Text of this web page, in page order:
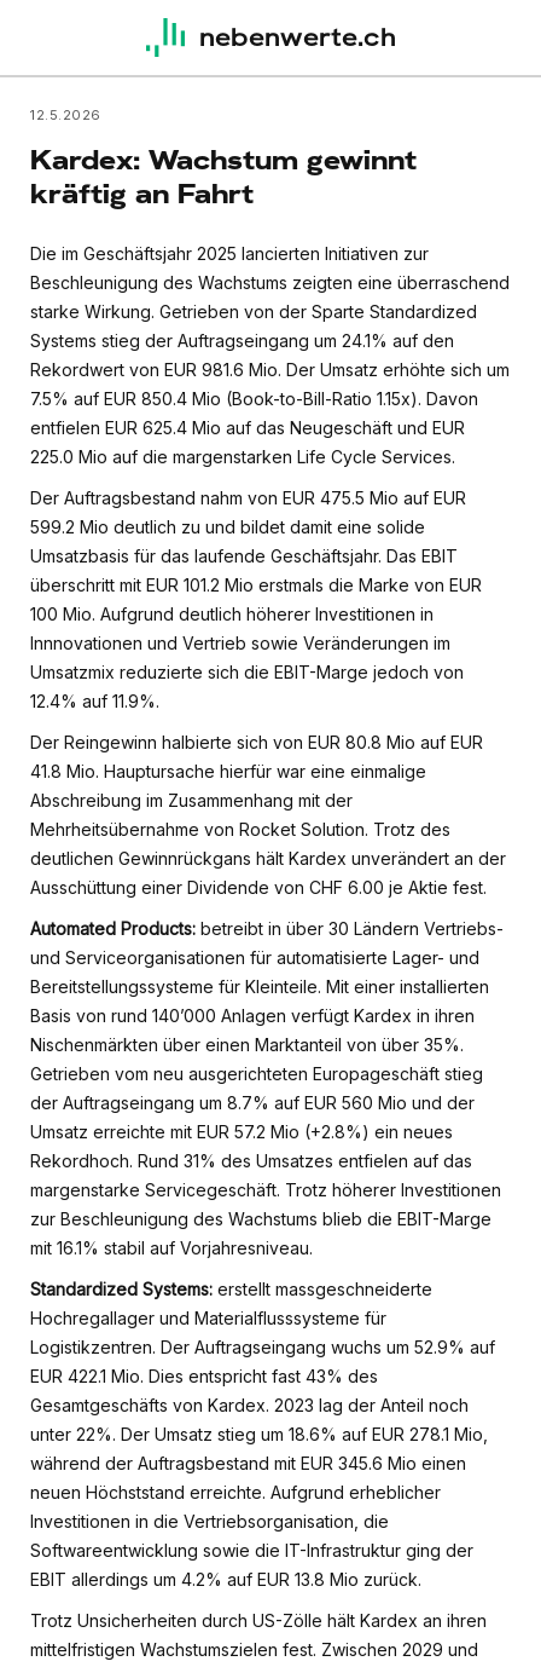
nebenwerte.ch
12.5.2026
Kardex: Wachstum gewinnt
kräftig an Fahrt
Die im Geschäftsjahr 2025 lancierten Initiativen zur
Beschleunigung des Wachstums zeigten eine überraschend
starke Wirkung. Getrieben von der Sparte Standardized
Systems stieg der Auftragseingang um 24.1% auf den
Rekordwert von EUR 981.6 Mio. Der Umsatz erhöhte sich um
7.5% auf EUR 850.4 Mio (Book-to-Bill-Ratio 1.15x). Davon
entfielen EUR 625.4 Mio auf das Neugeschäft und EUR
225.0 Mio auf die margenstarken Life Cycle Services.
Der Auftragsbestand nahm von EUR 475.5 Mio auf EUR
599.2 Mio deutlich zu und bildet damit eine solide
Umsatzbasis für das laufende Geschäftsjahr. Das EBIT
überschritt mit EUR 101.2 Mio erstmals die Marke von EUR
100 Mio. Aufgrund deutlich höherer Investitionen in
Innnovationen und Vertrieb sowie Veränderungen im
Umsatzmix reduzierte sich die EBIT-Marge jedoch von
12.4% auf 11.9%.
Der Reingewinn halbierte sich von EUR 80.8 Mio auf EUR
41.8 Mio. Hauptursache hierfür war eine einmalige
Abschreibung im Zusammenhang mit der
Mehrheitsübernahme von Rocket Solution. Trotz des
deutlichen Gewinnrückgans hält Kardex unverändert an der
Ausschüttung einer Dividende von CHF 6.00 je Aktie fest.
Automated Products: betreibt in über 30 Ländern Vertriebs-
und Serviceorganisationen für automatisierte Lager- und
Bereitstellungssysteme für Kleinteile. Mit einer installierten
Basis von rund 140’000 Anlagen verfügt Kardex in ihren
Nischenmärkten über einen Marktanteil von über 35%.
Getrieben vom neu ausgerichteten Europageschäft stieg
der Auftragseingang um 8.7% auf EUR 560 Mio und der
Umsatz erreichte mit EUR 57.2 Mio (+2.8%) ein neues
Rekordhoch. Rund 31% des Umsatzes entfielen auf das
margenstarke Servicegeschäft. Trotz höherer Investitionen
zur Beschleunigung des Wachstums blieb die EBIT-Marge
mit 16.1% stabil auf Vorjahresniveau.
Standardized Systems: erstellt massgeschneiderte
Hochregallager und Materialflusssysteme für
Logistikzentren. Der Auftragseingang wuchs um 52.9% auf
EUR 422.1 Mio. Dies entspricht fast 43% des
Gesamtgeschäfts von Kardex. 2023 lag der Anteil noch
unter 22%. Der Umsatz stieg um 18.6% auf EUR 278.1 Mio,
während der Auftragsbestand mit EUR 345.6 Mio einen
neuen Höchststand erreichte. Aufgrund erheblicher
Investitionen in die Vertriebsorganisation, die
Softwareentwicklung sowie die IT-Infrastruktur ging der
EBIT allerdings um 4.2% auf EUR 13.8 Mio zurück.
Trotz Unsicherheiten durch US-Zölle hält Kardex an ihren
mittelfristigen Wachstumszielen fest. Zwischen 2029 und